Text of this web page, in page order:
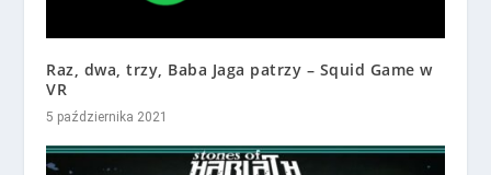
Raz, dwa, trzy, Baba Jaga patrzy – Squid Game w
VR
5 października 2021